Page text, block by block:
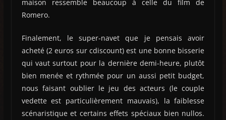
maison ressemble beaucoup à celle du film de
Romero.
Finalement, le super-navet que je pensais avoir
acheté (2 euros sur cdiscount) est une bonne bisserie
qui vaut surtout pour la dernière demi-heure, plutôt
bien menée et rythmée pour un aussi petit budget,
nous faisant oublier le jeu des acteurs (le couple
vedette est particulièrement mauvais), la faiblesse
scénaristique et certains effets spéciaux bien nullos.